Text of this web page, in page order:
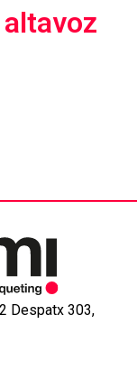
Despatx 303,